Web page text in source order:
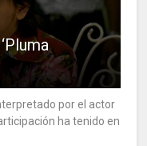
por el actor
ha tenido en